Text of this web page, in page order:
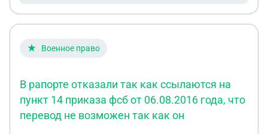
которые они дали . Меня стращают вот этой
Военное право
В рапорте отказали так как ссылаются на
пункт 14 приказа фсб от 06.08.2016 года, что
перевод не возможен так как он